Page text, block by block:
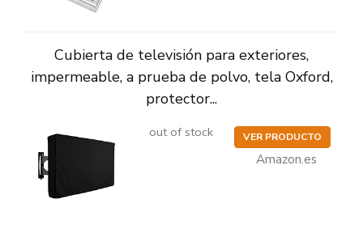
Cubierta de televisión para exteriores,
impermeable, a prueba de polvo, tela Oxford,
protector...
out of stock VER PRODUCTO
Amazon.es